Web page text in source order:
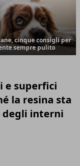
cinque consigli per
sempre pulito
e superfici
la resina sta
degli interni